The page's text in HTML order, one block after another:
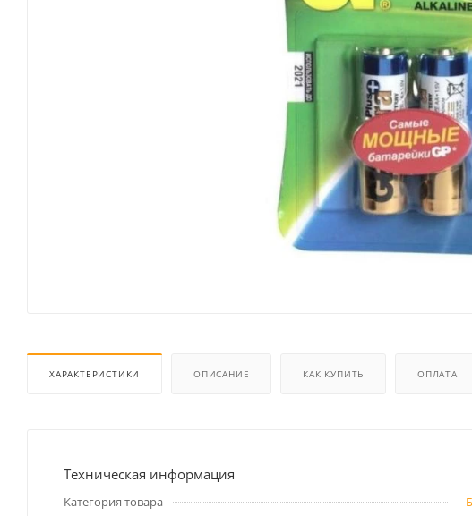
ХАРАКТЕРИСТИКИ ОПИСАНИЕ КАК КУПИТЬ ОПЛАТА
Техническая информация
Категория товара